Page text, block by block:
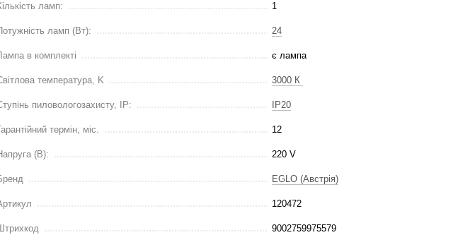
ламп: 1
ламп (Вт): 24
в комплекті є лампа
температура, K 3000 К
пиловологозахисту, IP: IP20
термін, міс. 12
(В): 220 V
EGLO (Австрія)
120472
9002759975579